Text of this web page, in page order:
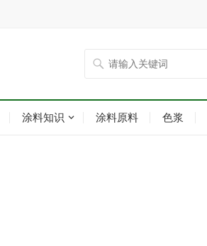
涂料知识 涂料原料 色浆